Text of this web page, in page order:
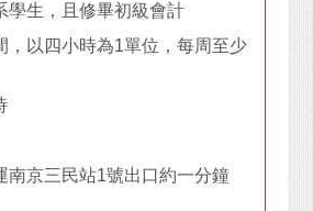
學生，且修畢初級會計
，以四小時為1單位，每周至少
南京三民站1號出口約一分鐘